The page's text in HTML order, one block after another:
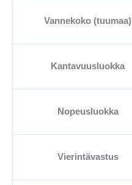
Vannekoko (tuumaa)
Kantavuusluokka
Nopeusluokka
Vierintävastus